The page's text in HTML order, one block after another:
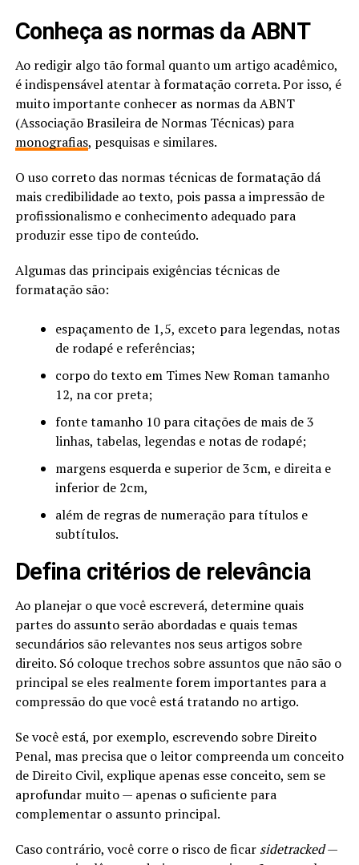
Conheça as normas da ABNT
Ao redigir algo tão formal quanto um artigo acadêmico,
é indispensável atentar à formatação correta. Por isso, é
muito importante conhecer as normas da ABNT
(Associação Brasileira de Normas Técnicas) para
monografias, pesquisas e similares.
O uso correto das normas técnicas de formatação dá
mais credibilidade ao texto, pois passa a impressão de
profissionalismo e conhecimento adequado para
produzir esse tipo de conteúdo.
Algumas das principais exigências técnicas de
formatação são:
espaçamento de 1,5, exceto para legendas, notas
de rodapé e referências;
corpo do texto em Times New Roman tamanho
12, na cor preta;
fonte tamanho 10 para citações de mais de 3
linhas, tabelas, legendas e notas de rodapé;
margens esquerda e superior de 3cm, e direita e
inferior de 2cm,
além de regras de numeração para títulos e
subtítulos.
Defina critérios de relevância
Ao planejar o que você escreverá, determine quais
partes do assunto serão abordadas e quais temas
secundários são relevantes nos seus artigos sobre
direito. Só coloque trechos sobre assuntos que não são o
principal se eles realmente forem importantes para a
compressão do que você está tratando no artigo.
Se você está, por exemplo, escrevendo sobre Direito
Penal, mas precisa que o leitor compreenda um conceito
de Direito Civil, explique apenas esse conceito, sem se
aprofundar muito — apenas o suficiente para
complementar o assunto principal.
Caso contrário, você corre o risco de ficar sidetracked—